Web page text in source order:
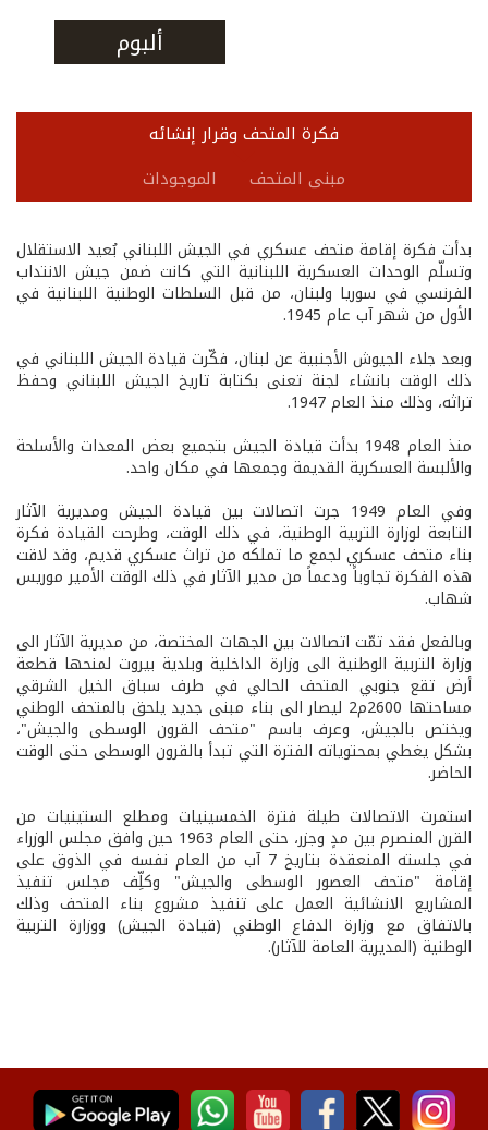
ألبوم
فكرة المتحف وقرار إنشائه
مبنى المتحف
الموجودات
بدأت فكرة إقامة متحف عسكري في الجيش اللبناني بُعيد الاستقلال
وتسلّم الوحدات العسكرية اللبنانية التي كانت ضمن جيش الانتداب
الفرنسي في سوريا ولبنان، من قبل السلطات الوطنية اللبنانية في
الأول من شهر آب عام 1945.
وبعد جلاء الجيوش الأجنبية عن لبنان، فكّرت قيادة الجيش اللبناني في
ذلك الوقت بانشاء لجنة تعنى بكتابة تاريخ الجيش اللبناني وحفظ
تراثه، وذلك منذ العام 1947.
منذ العام 1948 بدأت قيادة الجيش بتجميع بعض المعدات والأسلحة
والألبسة العسكرية القديمة وجمعها في مكان واحد.
وفي العام 1949 جرت اتصالات بين قيادة الجيش ومديرية الآثار
التابعة لوزارة التربية الوطنية، في ذلك الوقت، وطرحت القيادة فكرة
بناء متحف عسكري لجمع ما تملكه من تراث عسكري قديم، وقد لاقت
هذه الفكرة تجاوباً ودعماً من مدير الآثار في ذلك الوقت الأمير موريس
شهاب.
وبالفعل فقد تمّت اتصالات بين الجهات المختصة، من مديرية الآثار الى
وزارة التربية الوطنية الى وزارة الداخلية وبلدية بيروت لمنحها قطعة
أرض تقع جنوبي المتحف الحالي في طرف سباق الخيل الشرقي
مساحتها 2600م2 ليصار الى بناء مبنى جديد يلحق بالمتحف الوطني
ويختص بالجيش، وعرف باسم "متحف القرون الوسطى والجيش"،
بشكل يغطي بمحتوياته الفترة التي تبدأ بالقرون الوسطى حتى الوقت
الحاضر.
استمرت الاتصالات طيلة فترة الخمسينيات ومطلع الستينيات من
القرن المنصرم بين مدٍ وجزر، حتى العام 1963 حين وافق مجلس الوزراء
في جلسته المنعقدة بتاريخ 7 آب من العام نفسه في الذوق على
إقامة "متحف العصور الوسطى والجيش" وكلِّف مجلس تنفيذ
المشاريع الانشائية العمل على تنفيذ مشروع بناء المتحف وذلك
بالاتفاق مع وزارة الدفاع الوطني (قيادة الجيش) ووزارة التربية
الوطنية (المديرية العامة للآثار).